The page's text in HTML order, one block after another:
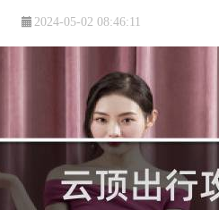
2024-05-02 08:46:11